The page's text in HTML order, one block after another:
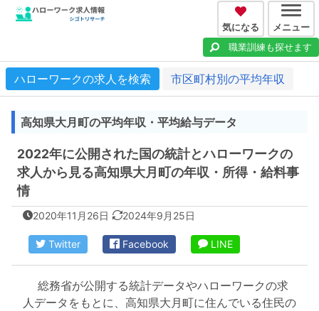
気になる メニュー
職業訓練も探せます
ハローワークの求人を検索 市区町村別の平均年収
高知県大月町の平均年収・平均給与データ
2022年に公開された国の統計とハローワークの
求人から見る高知県大月町の年収・所得・給料事
情
2020年11月26日 2024年9月25日
Twitter Facebook LINE
総務省が公開する統計データやハローワークの求
人データをもとに、高知県大月町に住んでいる住民の